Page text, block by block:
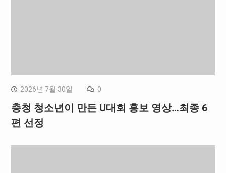
2026년 7월 30일 0
충청 청소년이 만든 U대회 홍보 영상…최종 6
편 선정